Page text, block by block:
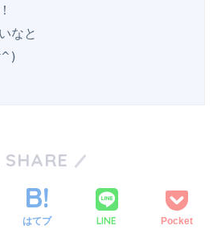
なと
SHARE
はてブ LINE Pocket